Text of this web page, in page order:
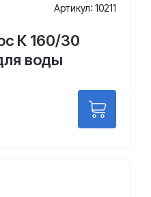
Артикул: 10211
К 160/30
воды